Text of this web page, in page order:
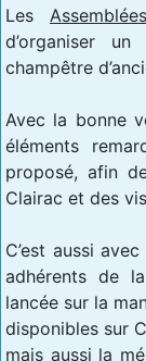
Les
d’organiser
champêtre
Avec la bonne
éléments
proposé, afin
Clairac et des
C’est aussi
adhérents de
lancée sur la
disponibles sur
mais aussi la